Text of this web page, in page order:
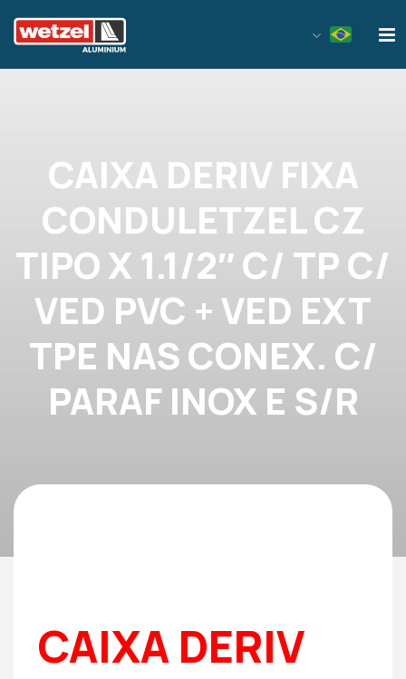
CAIXA DERIV FIXA
CONDULETZEL CZ
TIPO X 1.1/2″ C/ TP C/
VED PVC + VED EXT
TPE NAS CONEX. C/
PARAF INOX E S/R
CAIXA DERIV